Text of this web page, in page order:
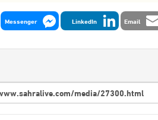
Email
LinkedIn
Messenger